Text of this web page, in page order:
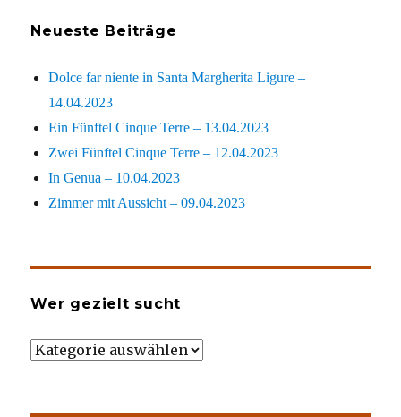
Neueste Beiträge
Dolce far niente in Santa Margherita Ligure –
14.04.2023
Ein Fünftel Cinque Terre – 13.04.2023
Zwei Fünftel Cinque Terre – 12.04.2023
In Genua – 10.04.2023
Zimmer mit Aussicht – 09.04.2023
Wer gezielt sucht
Wer